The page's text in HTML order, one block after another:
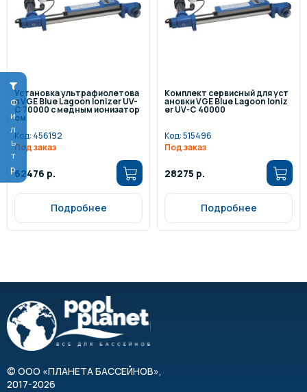
Фильтр
Установка ультрафиолетова
я VGE Blue Lagoon Ionizer UV-
C 70000 с медным ионизатор
ом
Код: 456192
Под заказ
62476 р.
Подробнее
Комплект сервисный для уст
ановки VGE Blue Lagoon Ioniz
er UV-C 40000
Код:515496
Под заказ
28275 р.
Подробнее
© ООО «ПЛАНЕТА БАССЕЙНОВ»,
2017-2026